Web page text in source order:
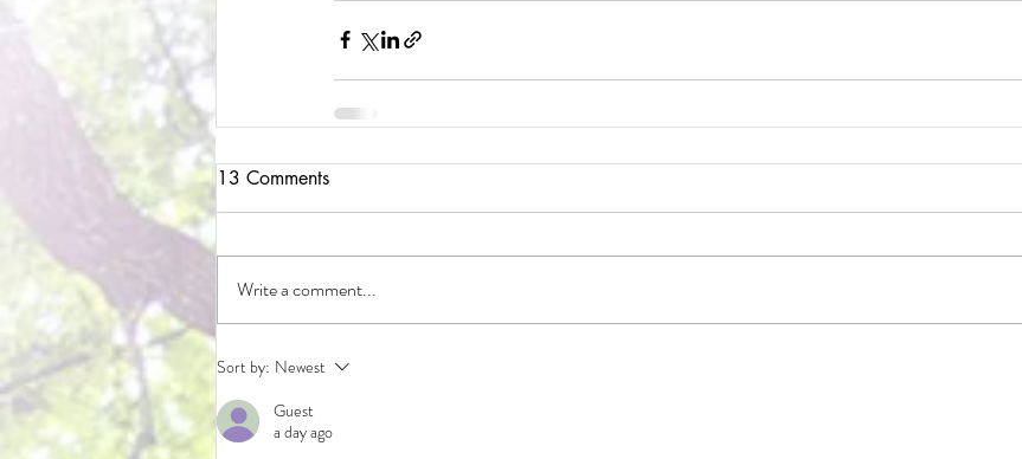
13 Comments
Write a comment...
Sort by: Newest
Guest
a day ago